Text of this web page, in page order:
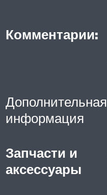
Комментарии:
Дополнительная
информация
Запчасти и
аксессуары